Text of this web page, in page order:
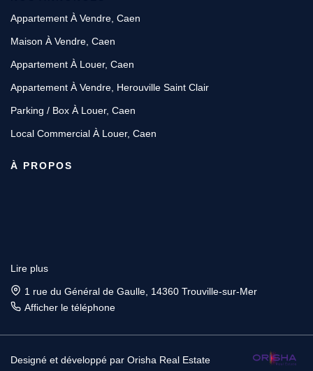
Appartement À Vendre, Caen
Maison À Vendre, Caen
Appartement À Louer, Caen
Appartement À Vendre, Herouville Saint Clair
Parking / Box À Louer, Caen
Local Commercial À Louer, Caen
À PROPOS
Lire plus
1 rue du Général de Gaulle, 14360 Trouville-sur-Mer
Afficher le téléphone
Designé et développé par Orisha Real Estate